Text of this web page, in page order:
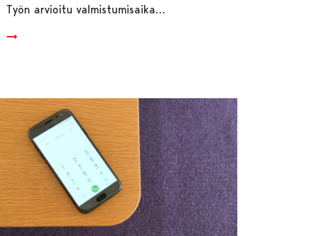
Työn arvioitu valmistumisaika…